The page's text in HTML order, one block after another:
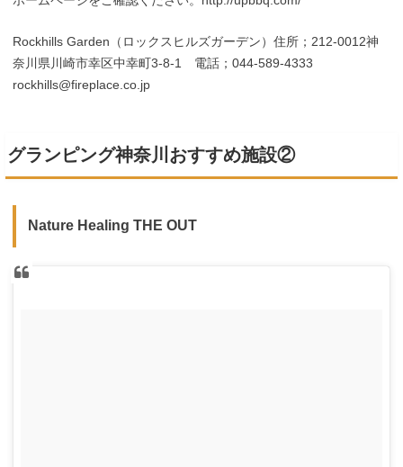
Rockhills Garden（ロックスヒルズガーデン）住所；212-0012神
奈川県川崎市幸区中幸町3-8-1 電話；044-589-4333
rockhills@fireplace.co.jp
グランピング神奈川おすすめ施設②
Nature Healing THE OUT